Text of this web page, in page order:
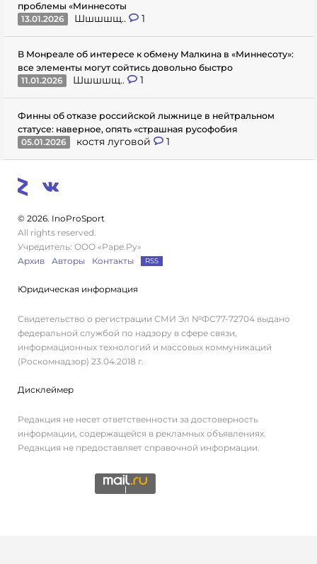
проблемы «Миннесоты
13.01.2026
Шшшшщ.. 1
В Монреале об интересе к обмену Малкина в «Миннесоту»:
все элементы могут сойтись довольно быстро
11.01.2026
Шшшшщ.. 1
Финны об отказе российской лыжнице в нейтральном
статусе: наверное, опять «страшная русофобия
05.01.2026
костя луговой 1
© 2026. InoProSport
All rights reserved.
Учредитель: ООО «Раре.Ру»
Архив
Авторы Контакты RSS
Юридическая информация
Свидетельство о регистрации СМИ Эл №ФС77-72704 выдано
федеральной службой по надзору в сфере связи,
информационных технологий и массовых коммуникаций
(Роскомнадзор) 23.04.2018 г.
Дисклеймер
Редакция не несет ответственности за достоверность
информации, содержащейся в рекламных объявлениях.
Редакция не предоставляет справочной информации.